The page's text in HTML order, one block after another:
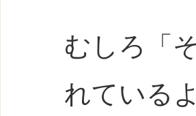
むしろ「
れている